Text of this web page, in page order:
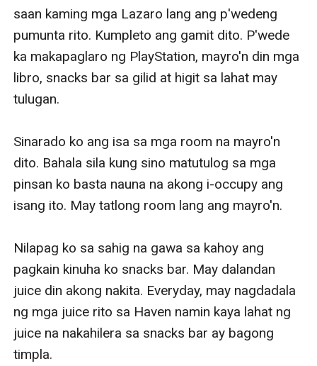
saan kaming mga Lazaro lang ang p'wedeng
pumunta rito. Kumpleto ang gamit dito. P'wede
ka makapaglaro ng PlayStation, mayro'n din mga
libro, snacks bar sa gilid at higit sa lahat may
tulugan.
Sinarado ko ang isa sa mga room na mayro'n
dito. Bahala sila kung sino matutulog sa mga
pinsan ko basta nauna na akong i-occupy ang
isang ito. May tatlong room lang ang mayro'n.
Nilapag ko sa sahig na gawa sa kahoy ang
pagkain kinuha ko snacks bar. May dalandan
juice din akong nakita. Everyday, may nagdadala
ng mga juice rito sa Haven namin kaya lahat ng
juice na nakahilera sa snacks bar ay bagong
timpla.